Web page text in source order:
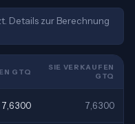
Details zur Berechnung
GTQ
SIE VERKAUFEN
GTQ
7,6300 7,6300